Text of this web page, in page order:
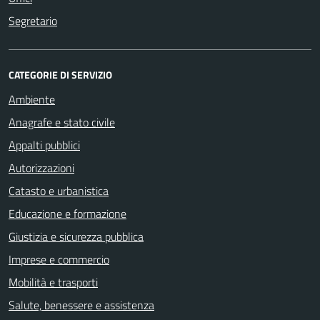
Segretario
CATEGORIE DI SERVIZIO
Ambiente
Anagrafe e stato civile
Appalti pubblici
Autorizzazioni
Catasto e urbanistica
Educazione e formazione
Giustizia e sicurezza pubblica
Imprese e commercio
Mobilità e trasporti
Salute, benessere e assistenza